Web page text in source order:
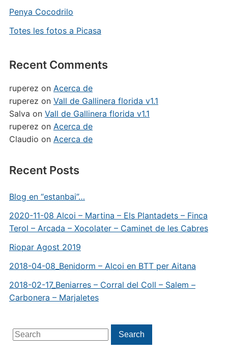
Penya Cocodrilo
Totes les fotos a Picasa
Recent Comments
ruperez on Acerca de
ruperez on Vall de Gallinera florida v1.1
Salva on Vall de Gallinera florida v1.1
ruperez on Acerca de
Claudio on Acerca de
Recent Posts
Blog en “estanbai”…
2020-11-08 Alcoi – Martina – Els Plantadets – Finca
Terol – Arcada – Xocolater – Caminet de les Cabres
Riopar Agost 2019
2018-04-08_Benidorm – Alcoi en BTT per Aitana
2018-02-17_Beniarres – Corral del Coll – Salem –
Carbonera – Marjaletes
Search
for:
Search